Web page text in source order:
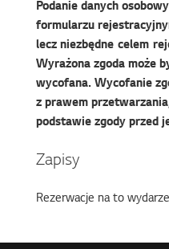
Podanie danych
formularzu
lecz niezbędne celem
Wyrażona zgoda może
wycofana. Wycofanie
z prawem
podstawie zgody przed
Zapisy
Rezerwacje na to